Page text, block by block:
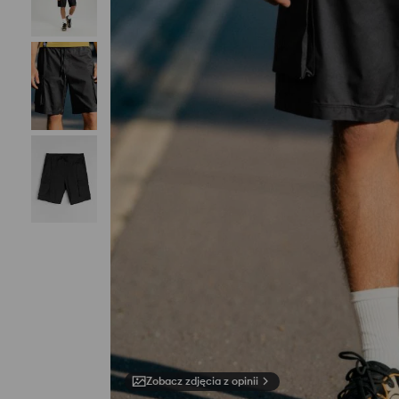
Zobacz zdjęcia z opinii